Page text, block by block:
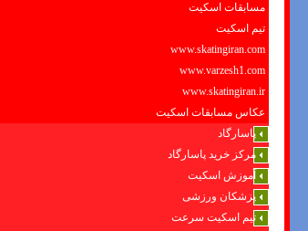
مسابقات اسکیت
تیم اسکیت
www.skatingiran.com
www.varzesh1.com
www.skatingiran.ir
عکاس مسابقات اسکیت
پاسارگاد
مرکز خرید پاسارگاد
آموزش اسکیت
پزشکان ورزشی
تیم اسکیت سرعت